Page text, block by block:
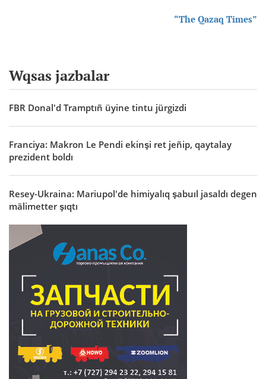
“The Qazaq Times”
Wqsas jazbalar
FBR Donal'd Tramptıñ üyine tintu jürgizdi
Franciya: Makron Le Pendi ekinşi ret jeñip, qaytalay
prezident boldı
Resey-Ukraina: Mariupol'de himiyalıq şabuıl jasaldı degen
mälimetter şıqtı